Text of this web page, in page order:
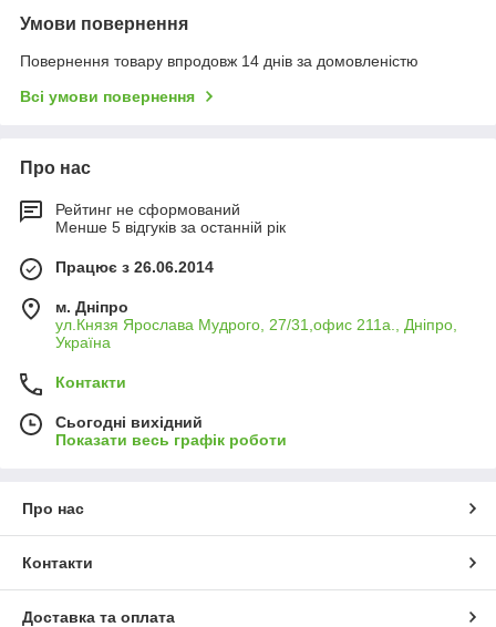
Умови повернення
Повернення товару впродовж 14 днів за домовленістю
Всі умови повернення
Про нас
Рейтинг не сформований
Менше 5 відгуків за останній рік
Працює з 26.06.2014
м. Дніпро
ул.Князя Ярослава Мудрого, 27/31,офис 211а., Дніпро,
Україна
Контакти
Сьогодні вихідний
Показати весь графік роботи
Про нас
Контакти
Доставка та оплата